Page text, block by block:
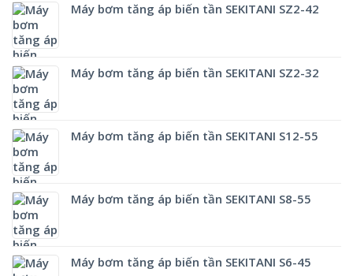
Máy bơm tăng áp biến tần SEKITANI SZ2-42
Máy bơm tăng áp biến tần SEKITANI SZ2-32
Máy bơm tăng áp biến tần SEKITANI S12-55
Máy bơm tăng áp biến tần SEKITANI S8-55
Máy bơm tăng áp biến tần SEKITANI S6-45